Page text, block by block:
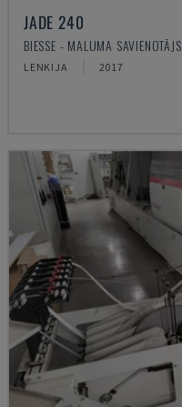
JADE 240
BIESSE - MALUMA SAVIENOTĀJS
LENKIJA 2017